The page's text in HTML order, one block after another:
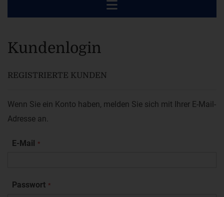
Kundenlogin
REGISTRIERTE KUNDEN
Wenn Sie ein Konto haben, melden Sie sich mit Ihrer E-Mail-
Adresse an.
E-Mail
Passwort